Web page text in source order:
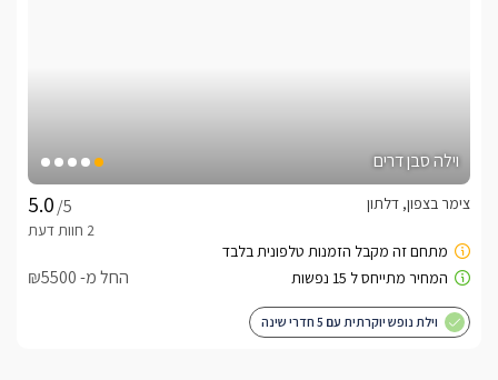
וילה סבן דרים
/5
צימר בצפון, דלתון
החל מ- ₪5500
וילת נופש יוקרתית עם 5 חדרי שינה